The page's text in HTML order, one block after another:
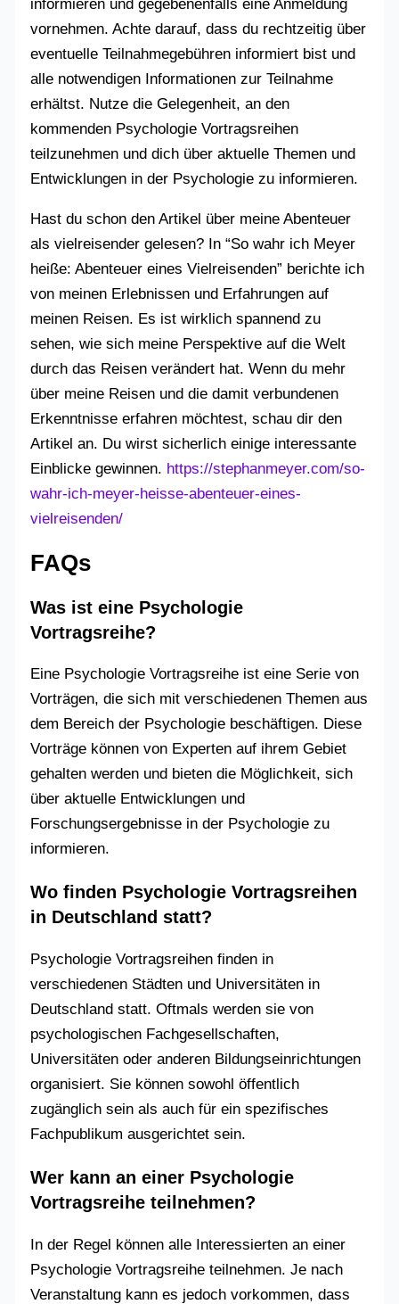
informieren und gegebenenfalls eine Anmeldung
vornehmen. Achte darauf, dass du rechtzeitig über
eventuelle Teilnahmegebühren informiert bist und
alle notwendigen Informationen zur Teilnahme
erhältst. Nutze die Gelegenheit, an den
kommenden Psychologie Vortragsreihen
teilzunehmen und dich über aktuelle Themen und
Entwicklungen in der Psychologie zu informieren.
Hast du schon den Artikel über meine Abenteuer
als vielreisender gelesen? In “So wahr ich Meyer
heiße: Abenteuer eines Vielreisenden” berichte ich
von meinen Erlebnissen und Erfahrungen auf
meinen Reisen. Es ist wirklich spannend zu
sehen, wie sich meine Perspektive auf die Welt
durch das Reisen verändert hat. Wenn du mehr
über meine Reisen und die damit verbundenen
Erkenntnisse erfahren möchtest, schau dir den
Artikel an. Du wirst sicherlich einige interessante
Einblicke gewinnen. https://stephanmeyer.com/so-
wahr-ich-meyer-heisse-abenteuer-eines-
vielreisenden/
FAQs
Was ist eine Psychologie
Vortragsreihe?
Eine Psychologie Vortragsreihe ist eine Serie von
Vorträgen, die sich mit verschiedenen Themen aus
dem Bereich der Psychologie beschäftigen. Diese
Vorträge können von Experten auf ihrem Gebiet
gehalten werden und bieten die Möglichkeit, sich
über aktuelle Entwicklungen und
Forschungsergebnisse in der Psychologie zu
informieren.
Wo finden Psychologie Vortragsreihen
in Deutschland statt?
Psychologie Vortragsreihen finden in
verschiedenen Städten und Universitäten in
Deutschland statt. Oftmals werden sie von
psychologischen Fachgesellschaften,
Universitäten oder anderen Bildungseinrichtungen
organisiert. Sie können sowohl öffentlich
zugänglich sein als auch für ein spezifisches
Fachpublikum ausgerichtet sein.
Wer kann an einer Psychologie
Vortragsreihe teilnehmen?
In der Regel können alle Interessierten an einer
Psychologie Vortragsreihe teilnehmen. Je nach
Veranstaltung kann es jedoch vorkommen, dass